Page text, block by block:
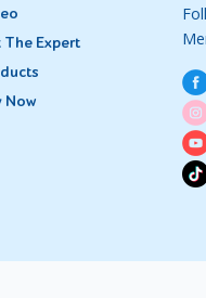
juga
ini.
The Expert
Now